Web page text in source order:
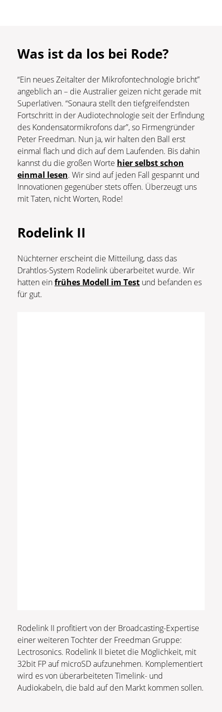
Was ist da los bei Rode?
“Ein neues Zeitalter der Mikrofontechnologie bricht”
angeblich an – die Australier geizen nicht gerade mit
Superlativen. “Sonaura stellt den tiefgreifendsten
Fortschritt in der Audiotechnologie seit der Erfindung
des Kondensatormikrofons dar”, so Firmengründer
Peter Freedman. Nun ja, wir halten den Ball erst
einmal flach und dich auf dem Laufenden. Bis dahin
kannst du die großen Worte hier selbst schon
einmal lesen. Wir sind auf jeden Fall gespannt und
Innovationen gegenüber stets offen. Überzeugt uns
mit Taten, nicht Worten, Rode!
Rodelink II
Nüchterner erscheint die Mitteilung, dass das
Drahtlos-System Rodelink überarbeitet wurde. Wir
hatten einfrühes Modell im Test und befanden es
für gut.
Rodelink II profitiert von der Broadcasting-Expertise
einer weiteren Tochter der Freedman Gruppe:
Lectrosonics. Rodelink II bietet die Möglichkeit, mit
32bit FP auf microSD aufzunehmen. Komplementiert
wird es von überarbeiteten Timelink- und
Audiokabeln, die bald auf den Markt kommen sollen.